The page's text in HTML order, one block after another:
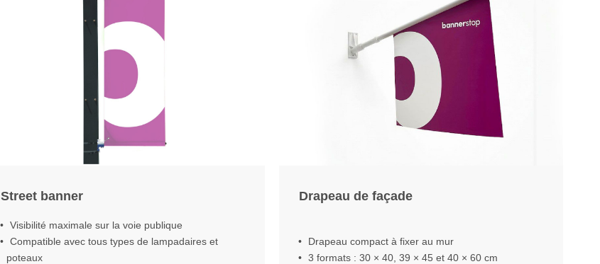
Street banner
Visibilité maximale sur la voie publique
Compatible avec tous types de lampadaires et
poteaux
Drapeau de façade
Drapeau compact à fixer au mur
3 formats : 30 × 40, 39 × 45 et 40 × 60 cm